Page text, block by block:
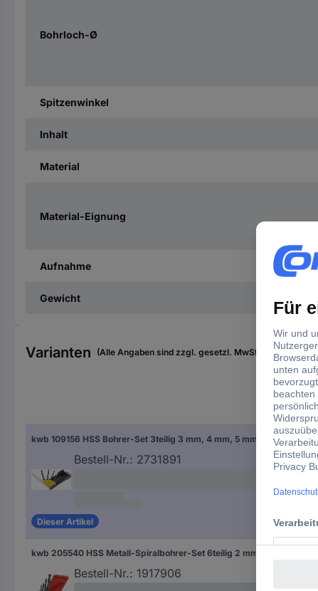
Bohrloch-Ø
Spitzenwinkel
Inhalt
Material
Material-Eignung
Aufnahme
Gewicht
Varianten (Alle Angaben sind zzgl. gesetzl. MwSt., zzgl.
kwb 109156 HSS Bohrer-Set 3teilig 3 mm, 4 mm, 5 mm, 6 mm, 8 mm DIN 338 Zylinderschaft 3 St.
Bestell-Nr.: 2731891
Dieser Artikel
3 St.
Bestell-Nr.: 1917906